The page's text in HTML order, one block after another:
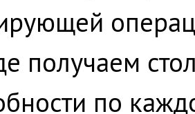
получаем
по